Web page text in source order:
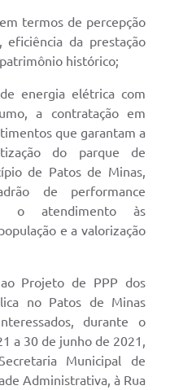
termos de percepção
eficiência da prestação
histórico;
energia elétrica com
a contratação em
que garantam a
do parque de
de Patos de Minas,
de performance
o atendimento às
e a valorização
Projeto de PPP dos
no Patos de Minas
durante o
a 30 de junho de 2021,
Municipal de
Administrativa, à Rua